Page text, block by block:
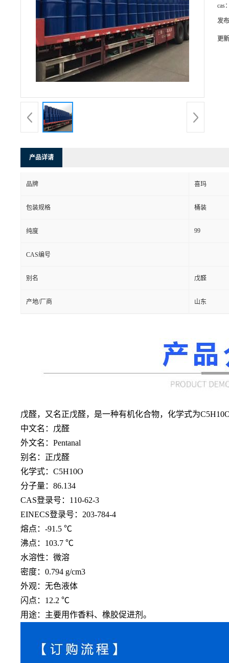
cas
发
更
产品详请
品牌 喜玛
包装规格 桶装
纯度 99
CAS编号
别名 戊醛
产地/厂商 山东
戊醛，又名正戊醛，是一种有机化合物，化学式为
中文名：戊醛
外文名： Pentanal
别名：正戊醛
化学式： C5H10O
分子量： 86.134
CAS登录号：110-62-3
EINECS登录号：203-784-4
熔点： -91.5 ℃
沸点： 103.7 ℃
水溶性：微溶
密度： 0.794 g/cm3
外观：无色液体
闪点： 12.2 ℃
用途：主要用作香料、橡胶促进剂。